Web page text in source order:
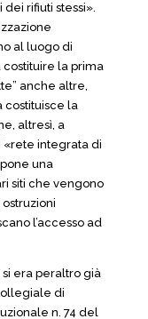
rifiuti stessi».
al luogo di
la prima
anche altre,
costituisce la
altresì, a
«rete integrata di
una
siti che vengono
l’accesso ad
era peraltro già
di
n. 74 del